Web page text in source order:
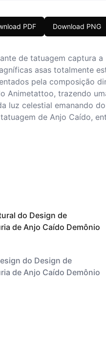
PDF Download PNG
de tatuagem captura
asas totalmente
pela composição
Animetattoo, trazendo
luz celestial emanando
de Anjo Caído,
do Design de
de Anjo Caído Demônio
do Design de
de Anjo Caído Demônio